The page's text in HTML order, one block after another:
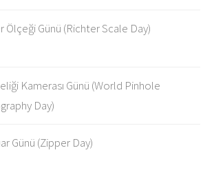
Ölçeği Günü (Richter Scale Day)
Kamerası Günü (World Pinhole
Day)
Günü (Zipper Day)